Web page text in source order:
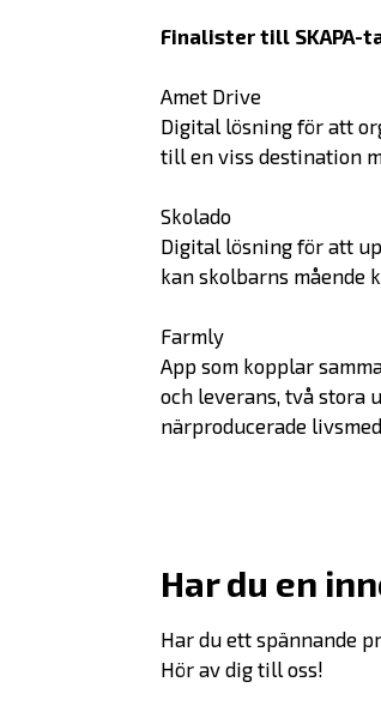
Finalister till SKAPA-
Amet Drive
Digital lösning för att
till en viss destination
Skolado
Digital lösning för att
kan skolbarns mående
Farmly
App som kopplar
och leverans, två stora
närproducerade
Har du en
Har du ett spännande
Hör av dig till oss!